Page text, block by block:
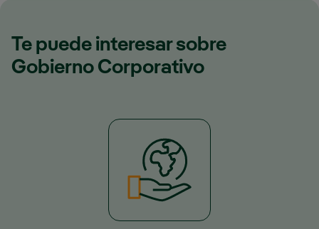
Te puede interesar sobre
Gobierno Corporativo